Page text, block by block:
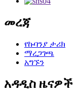
መረጃ
የኩባንያ ታሪክ
ማረጋገጫ
አግኙን
አዳዲስ ዜናዎች